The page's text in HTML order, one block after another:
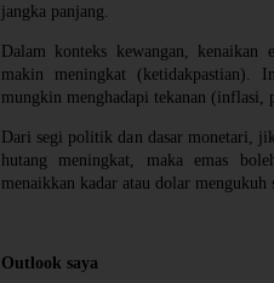
jangka panjang.
Dalam konteks kewangan, kenaikan
makin meningkat (ketidakpastian).
mungkin menghadapi tekanan (inflasi,
Dari segi politik dan dasar monetari,
hutang meningkat, maka emas
menaikkan kadar atau dolar mengukuh
Outlook saya